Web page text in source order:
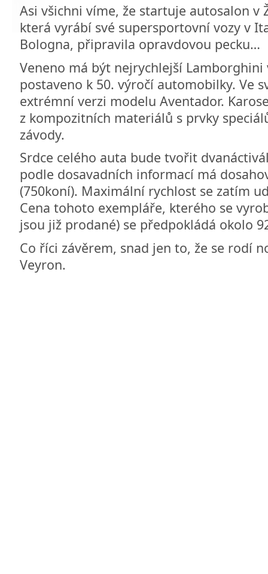
Asi všichni víme, že startuje autosalon v
která vyrábí své supersportovní vozy v
Bologna, připravila opravdovou pecku…
Veneno má být nejrychlejší Lamborghini
postaveno k 50. výročí automobilky. Ve
extrémní verzi modelu Aventador.
z kompozitních materiálů s prvky
závody.
Srdce celého auta bude tvořit
podle dosavadních informací má
(750koní). Maximální rychlost se zatím
Cena tohoto exempláře, kterého se
jsou již prodané) se předpokládá okolo
Co říci závěrem, snad jen to, že se rodí
Veyron.